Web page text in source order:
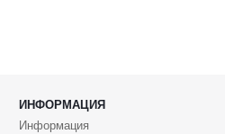
ИНФОРМАЦИЯ
Информация